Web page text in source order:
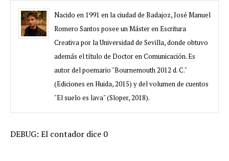
Nacido en 1991 en la ciudad de Badajoz, José Manuel
Romero Santos posee un Máster en Escritura
Creativa por la Universidad de Sevilla, donde obtuvo
además el título de Doctor en Comunicación. Es
autor del poemario "Bournemouth 2012 d. C."
(Ediciones en Huida, 2015) y del volumen de cuentos
"El suelo es lava" (Sloper, 2018).
DEBUG: El contador dice 0